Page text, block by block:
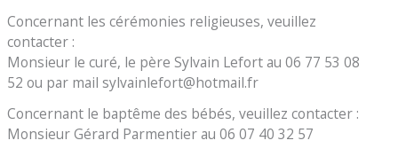
Concernant les cérémonies religieuses, veuillez
contacter :
Monsieur le curé, le père Sylvain Lefort au 06 77 53 08
52 ou par mail sylvainlefort@hotmail.fr
Concernant le baptême des bébés, veuillez contacter :
Monsieur Gérard Parmentier au 06 07 40 32 57